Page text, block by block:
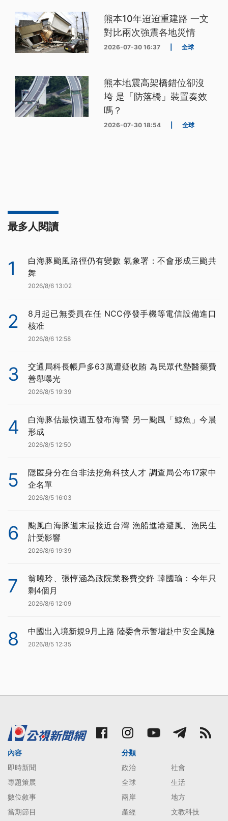
熊本10年迢迢重建路 一文
對比兩次強震各地災情
2026-07-30 16:37 全球
熊本地震高架橋錯位卻沒
垮 是「防落橋」裝置奏效
嗎？
2026-07-30 18:54 全球
最多人閱讀
1
白海豚颱風路徑仍有變數 氣象署：不會形成三颱共
舞
2026/8/6 13:02
2
8月起已無委員在任 NCC停發手機等電信設備進口
核准
2026/8/6 12:58
3
交通局科長帳戶多63萬遭疑收賄 為民眾代墊醫藥費
善舉曝光
2026/8/5 19:39
4
白海豚估最快週五發布海警 另一颱風「鯨魚」今晨
形成
2026/8/5 12:50
5
隱匿身分在台非法挖角科技人才 調查局公布17家中
企名單
2026/8/5 16:03
6
颱風白海豚週末最接近台灣 漁船進港避風、漁民生
計受影響
2026/8/6 19:39
7
翁曉玲、張惇涵為政院業務費交鋒 韓國瑜：今年只
剩4個月
2026/8/6 12:09
8 中國出入境新規9月上路 陸委會示警增赴中安全風險
2026/8/5 12:35
內容
即時新聞
專題策展
數位敘事
當期節目
分類
政治
社會
全球
生活
兩岸
地方
產經
文教科技